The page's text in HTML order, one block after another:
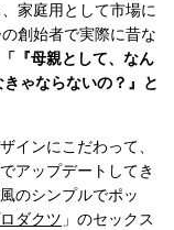
家庭用として市場に
創始者で実際に昔な
「『母親として、なん
ゃならないの？』と
インにこだわって、
アップデートしてき
のシンプルでポッ
ダクツ 」のセックス